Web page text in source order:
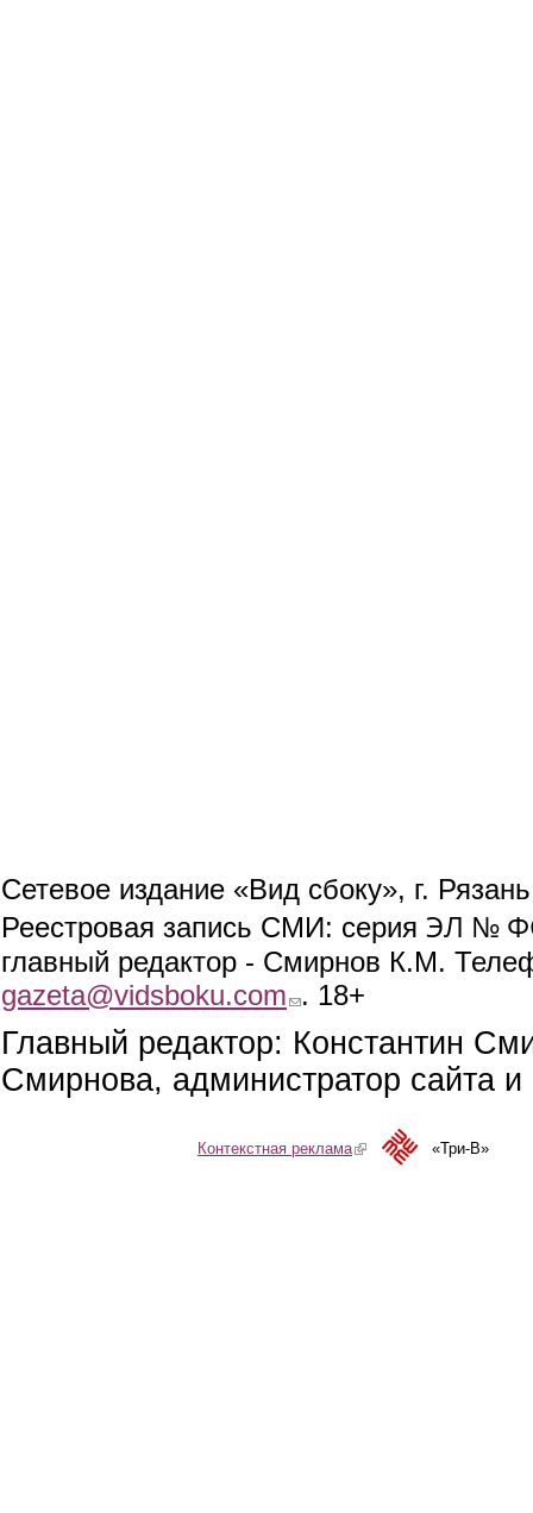
Сетевое издание «Вид сбоку», г.
Реестровая запись СМИ: серия ЭЛ №
главный редактор - Смирнов К.М.
gazeta@vidsboku.com (link sends e-mail)
. 18+
Главный редактор: Константин
Смирнова, администратор сайта
Контекстная реклама(link is external)«Три-В»